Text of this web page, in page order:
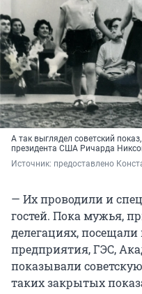
А так выглядел советский
президента США Ричарда
Источник: предоставлено
— Их проводили и
гостей. Пока мужья,
делегациях,
предприятия, ГЭС,
показывали
таких закрытых